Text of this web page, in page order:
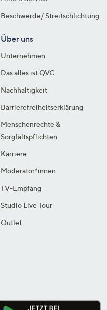
Beschwerde/ Streitschlichtung
Über uns
Unternehmen
Das alles ist QVC
Nachhaltigkeit
Barrierefreiheitserklärung
Menschenrechte &
Sorgfaltspflichten
Karriere
Moderator*innen
TV-Empfang
Studio Live Tour
Outlet